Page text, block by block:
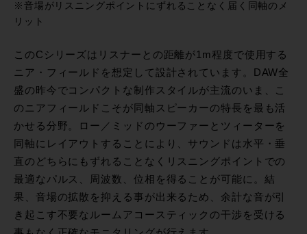
※音場がリスニングポイントにずれることなく届く同軸のメ
リット
このCシリーズはリスナーとの距離が1m程度で使用する
ニア・フィールドを想定して設計されています。DAW全
盛の昨今でコンパクトな制作スタイルが主流のいま、こ
のニアフィールドこそが同軸スピーカーの特長を最も活
かせる分野。ロー／ミッドのウーファーとツィーターを
同軸にレイアウトすることにより、サウンドは水平・垂
直のどちらにもずれることなくリスニングポイントでの
最適なパルス、周波数、位相を得ることが可能に。結
果、音場の拡散を抑える事が出来るため、余計な音が引
き起こす不要なルームアコースティックの干渉を受ける